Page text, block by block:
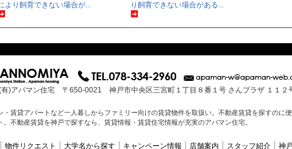
より飼育できない場合が...
り飼育できない場合がある...
)アパマン住宅 〒650-0021 神戸市中央区三宮町１丁目８番１号 さんプラザ １１２
賃貸アパートなど一人暮しからファミリー向けの賃貸物件を取扱い。不動産賃貸を探すのに
不動産賃貸を神戸で探すなら、賃貸情報・賃貸住宅情報が充実のアパマン住宅。
物件リクエスト 大学名から探す キャンペーン情報 店舗案内 スタッフ紹介 神